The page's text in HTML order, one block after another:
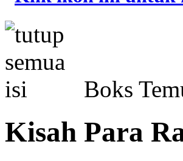
Boks
Kisah Para